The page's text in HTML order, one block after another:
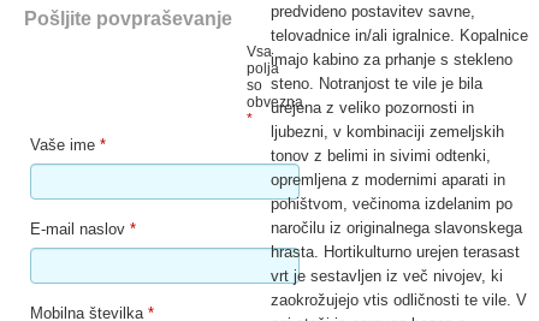
Pošljite povpraševanje
Vsa
polja
so
obvezna
*
Vaše ime *
E-mail naslov *
Mobilna številka *
predvideno postavitev savne,
telovadnice in/ali igralnice. Kopalnice
imajo kabino za prhanje s stekleno
steno. Notranjost te vile je bila
urejena z veliko pozornosti in
ljubezni, v kombinaciji zemeljskih
tonov z belimi in sivimi odtenki,
opremljena z modernimi aparati in
pohištvom, večinoma izdelanim po
naročilu iz originalnega slavonskega
hrasta. Hortikulturno urejen terasast
vrt je sestavljen iz več nivojev, ki
zaokrožujejo vtis odličnosti te vile. V